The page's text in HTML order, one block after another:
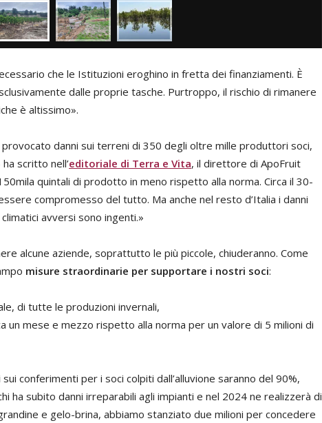
che le Istituzioni eroghino in fretta dei finanziamenti. È
dalle proprie tasche. Purtroppo, il rischio di rimanere
è altissimo».
provocato danni sui terreni di 350 degli oltre mille produttori soci,
scritto nell’editoriale di Terra e Vita, il direttore di ApoFruit
quintali di prodotto in meno rispetto alla norma. Circa il 30-
compromesso del tutto. Ma anche nel resto d’Italia i danni
avversi sono ingenti.»
alcune aziende, soprattutto le più piccole, chiuderanno. Come
misure straordinarie per supportare i nostri soci:
di tutte le produzioni invernali,
un mese e mezzo rispetto alla norma per un valore di 5 milioni di
conferimenti per i soci colpiti dall’alluvione saranno del 90%,
ha subito danni irreparabili agli impianti e nel 2024 ne realizzerà di
e gelo-brina, abbiamo stanziato due milioni per concedere